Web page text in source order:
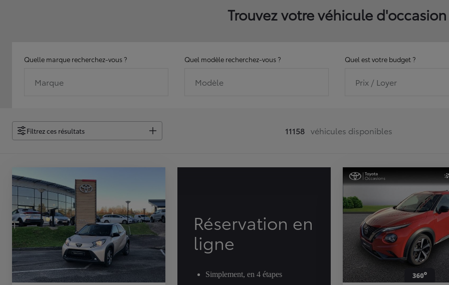
Trouvez votre véhicule d'occasion
Quelle marque recherchez-vous ?
Marque
Quel modèle recherchez-vous ?
Modèle
Quel est votre budget ?
Prix / Loyer
Filtrez ces résultats 11158 véhicules disponibles
Réservation en
ligne
Simplement, en 4 étapes